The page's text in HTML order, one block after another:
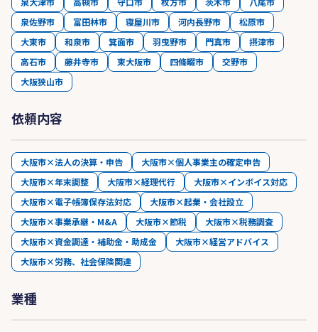
泉佐野市
富田林市 寝屋川市 河内長野市
松原市
大東市
和泉市 箕面市 羽曳野市 門真市
摂津市
高石市
藤井寺市 東大阪市 四條畷市
交野市
大阪狭山市
依頼内容
大阪市×法人の決算・申告
大阪市×個人事業主の確定申告
大阪市×年末調整
大阪市×経理代行
大阪市×インボイス対応
大阪市×電子帳簿保存法対応
大阪市×起業・会社設立
大阪市×事業承継・M&A
大阪市×節税
大阪市×税務調査
大阪市×資金調達・補助金・助成金
大阪市×経営アドバイス
大阪市×労務、社会保険関連
業種